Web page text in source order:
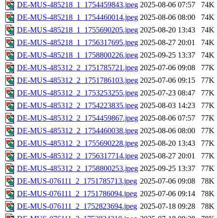
DE-MUS-485218_1_1754459843.jpeg 2025-08-06 07:57
74K
DE-MUS-485218_1_1754460014.jpeg 2025-08-06 08:00
74K
DE-MUS-485218_1_1755690205.jpeg 2025-08-20 13:43
74K
DE-MUS-485218_1_1756317695.jpeg 2025-08-27 20:01
74K
DE-MUS-485218_1_1758800226.jpeg 2025-09-25 13:37
74K
DE-MUS-485312_2_1751785721.jpeg 2025-07-06 09:08
77K
DE-MUS-485312_2_1751786103.jpeg 2025-07-06 09:15
77K
DE-MUS-485312_2_1753253255.jpeg 2025-07-23 08:47
77K
DE-MUS-485312_2_1754223835.jpeg 2025-08-03 14:23
77K
DE-MUS-485312_2_1754459867.jpeg 2025-08-06 07:57
77K
DE-MUS-485312_2_1754460038.jpeg 2025-08-06 08:00
77K
DE-MUS-485312_2_1755690228.jpeg 2025-08-20 13:43
77K
DE-MUS-485312_2_1756317714.jpeg 2025-08-27 20:01
77K
DE-MUS-485312_2_1758800253.jpeg 2025-09-25 13:37
77K
DE-MUS-076111_2_1751785713.jpeg 2025-07-06 09:08
78K
DE-MUS-076111_2_1751786094.jpeg 2025-07-06 09:14
78K
DE-MUS-076111_2_1752823694.jpeg 2025-07-18 09:28
78K